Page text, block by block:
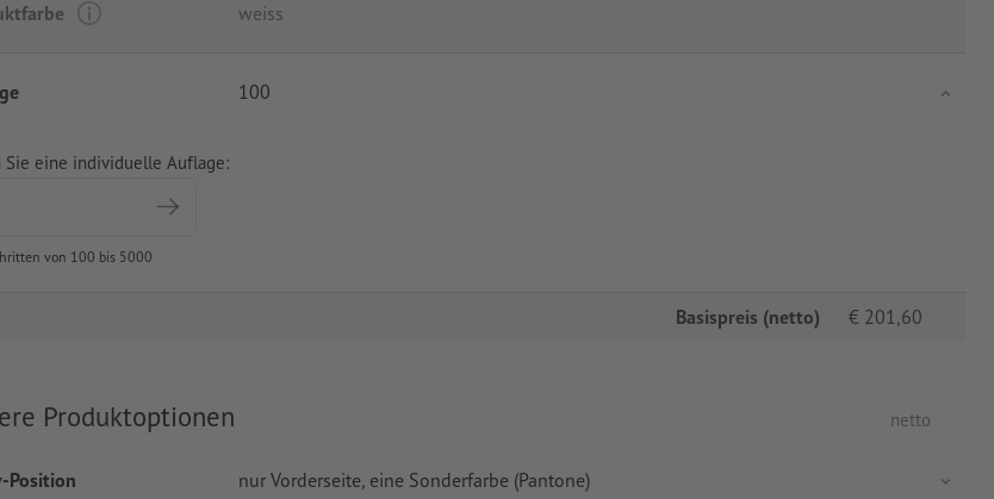
weiss
100
Sie eine individuelle Auflage:
von 100 bis 5000
Basispreis (netto) € 201,60
Produktoptionen netto
Position nur Vorderseite, eine Sonderfarbe (Pantone)